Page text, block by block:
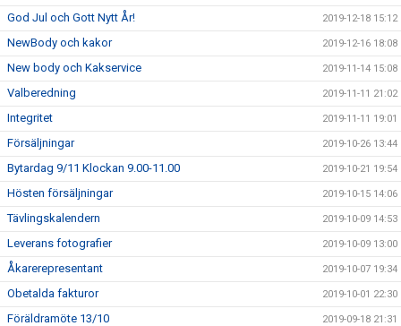
God Jul och Gott Nytt År! 2019-12-18 15:12
NewBody och kakor 2019-12-16 18:08
New body och Kakservice 2019-11-14 15:08
Valberedning 2019-11-11 21:02
Integritet 2019-11-11 19:01
Försäljningar 2019-10-26 13:44
Bytardag 9/11 Klockan 9.00-11.00 2019-10-21 19:54
Hösten försäljningar 2019-10-15 14:06
Tävlingskalendern 2019-10-09 14:53
Leverans fotografier 2019-10-09 13:00
Åkarerepresentant 2019-10-07 19:34
Obetalda fakturor 2019-10-01 22:30
Föräldramöte 13/10 2019-09-18 21:31